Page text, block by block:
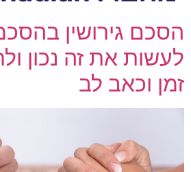
הסכם גירושין
לעשות את זה נכון
זמן וכאב לב